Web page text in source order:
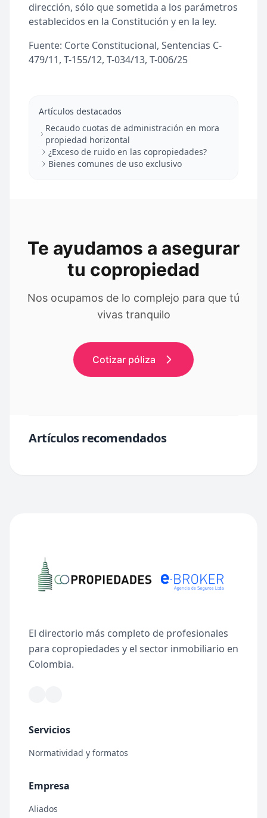
dirección, sólo que sometida a los parámetros
establecidos en la Constitución y en la ley.
Fuente: Corte Constitucional, Sentencias C-
479/11, T-155/12, T-034/13, T-006/25
Artículos destacados
Recaudo cuotas de administración en mora
propiedad horizontal
¿Exceso de ruido en las copropiedades?
Bienes comunes de uso exclusivo
Te ayudamos a asegurar
tu copropiedad
Nos ocupamos de lo complejo para que tú
vivas tranquilo
Cotizar póliza
Artículos recomendados
El directorio más completo de profesionales
para copropiedades y el sector inmobiliario en
Colombia.
Servicios
Normatividad y formatos
Empresa
Aliados